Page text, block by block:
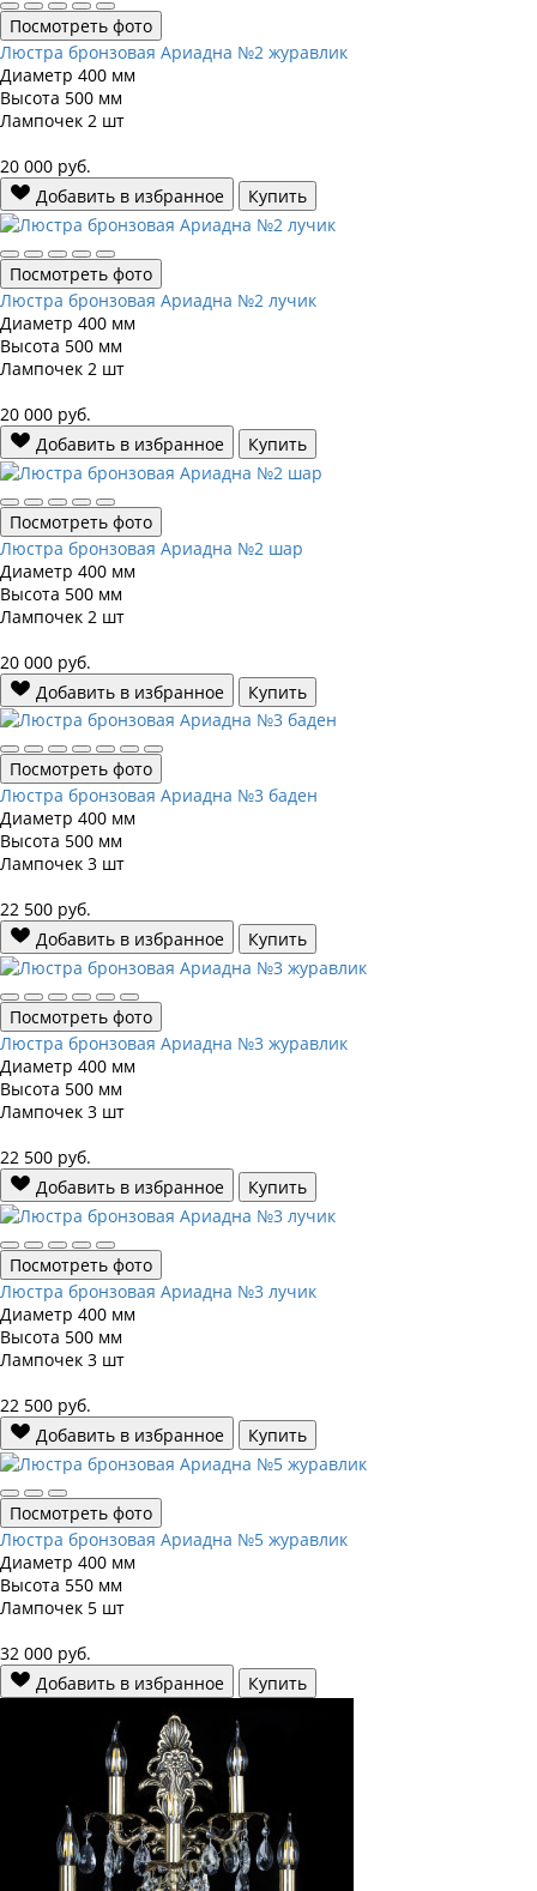
Посмотреть фото
Люстра бронзовая Ариадна №2 журавлик
Диаметр 400 мм
Высота 500 мм
Лампочек 2 шт
20 000 руб.
Добавить в избранное
Купить
Посмотреть фото
Люстра бронзовая Ариадна №2 лучик
Диаметр 400 мм
Высота 500 мм
Лампочек 2 шт
20 000 руб.
Добавить в избранное
Купить
Посмотреть фото
Люстра бронзовая Ариадна №2 шар
Диаметр 400 мм
Высота 500 мм
Лампочек 2 шт
20 000 руб.
Добавить в избранное
Купить
Посмотреть фото
Люстра бронзовая Ариадна №3 баден
Диаметр 400 мм
Высота 500 мм
Лампочек 3 шт
22 500 руб.
Добавить в избранное
Купить
Посмотреть фото
Люстра бронзовая Ариадна №3 журавлик
Диаметр 400 мм
Высота 500 мм
Лампочек 3 шт
22 500 руб.
Добавить в избранное
Купить
Посмотреть фото
Люстра бронзовая Ариадна №3 лучик
Диаметр 400 мм
Высота 500 мм
Лампочек 3 шт
22 500 руб.
Добавить в избранное
Купить
Посмотреть фото
Люстра бронзовая Ариадна №5 журавлик
Диаметр 400 мм
Высота 550 мм
Лампочек 5 шт
32 000 руб.
Добавить в избранное
Купить